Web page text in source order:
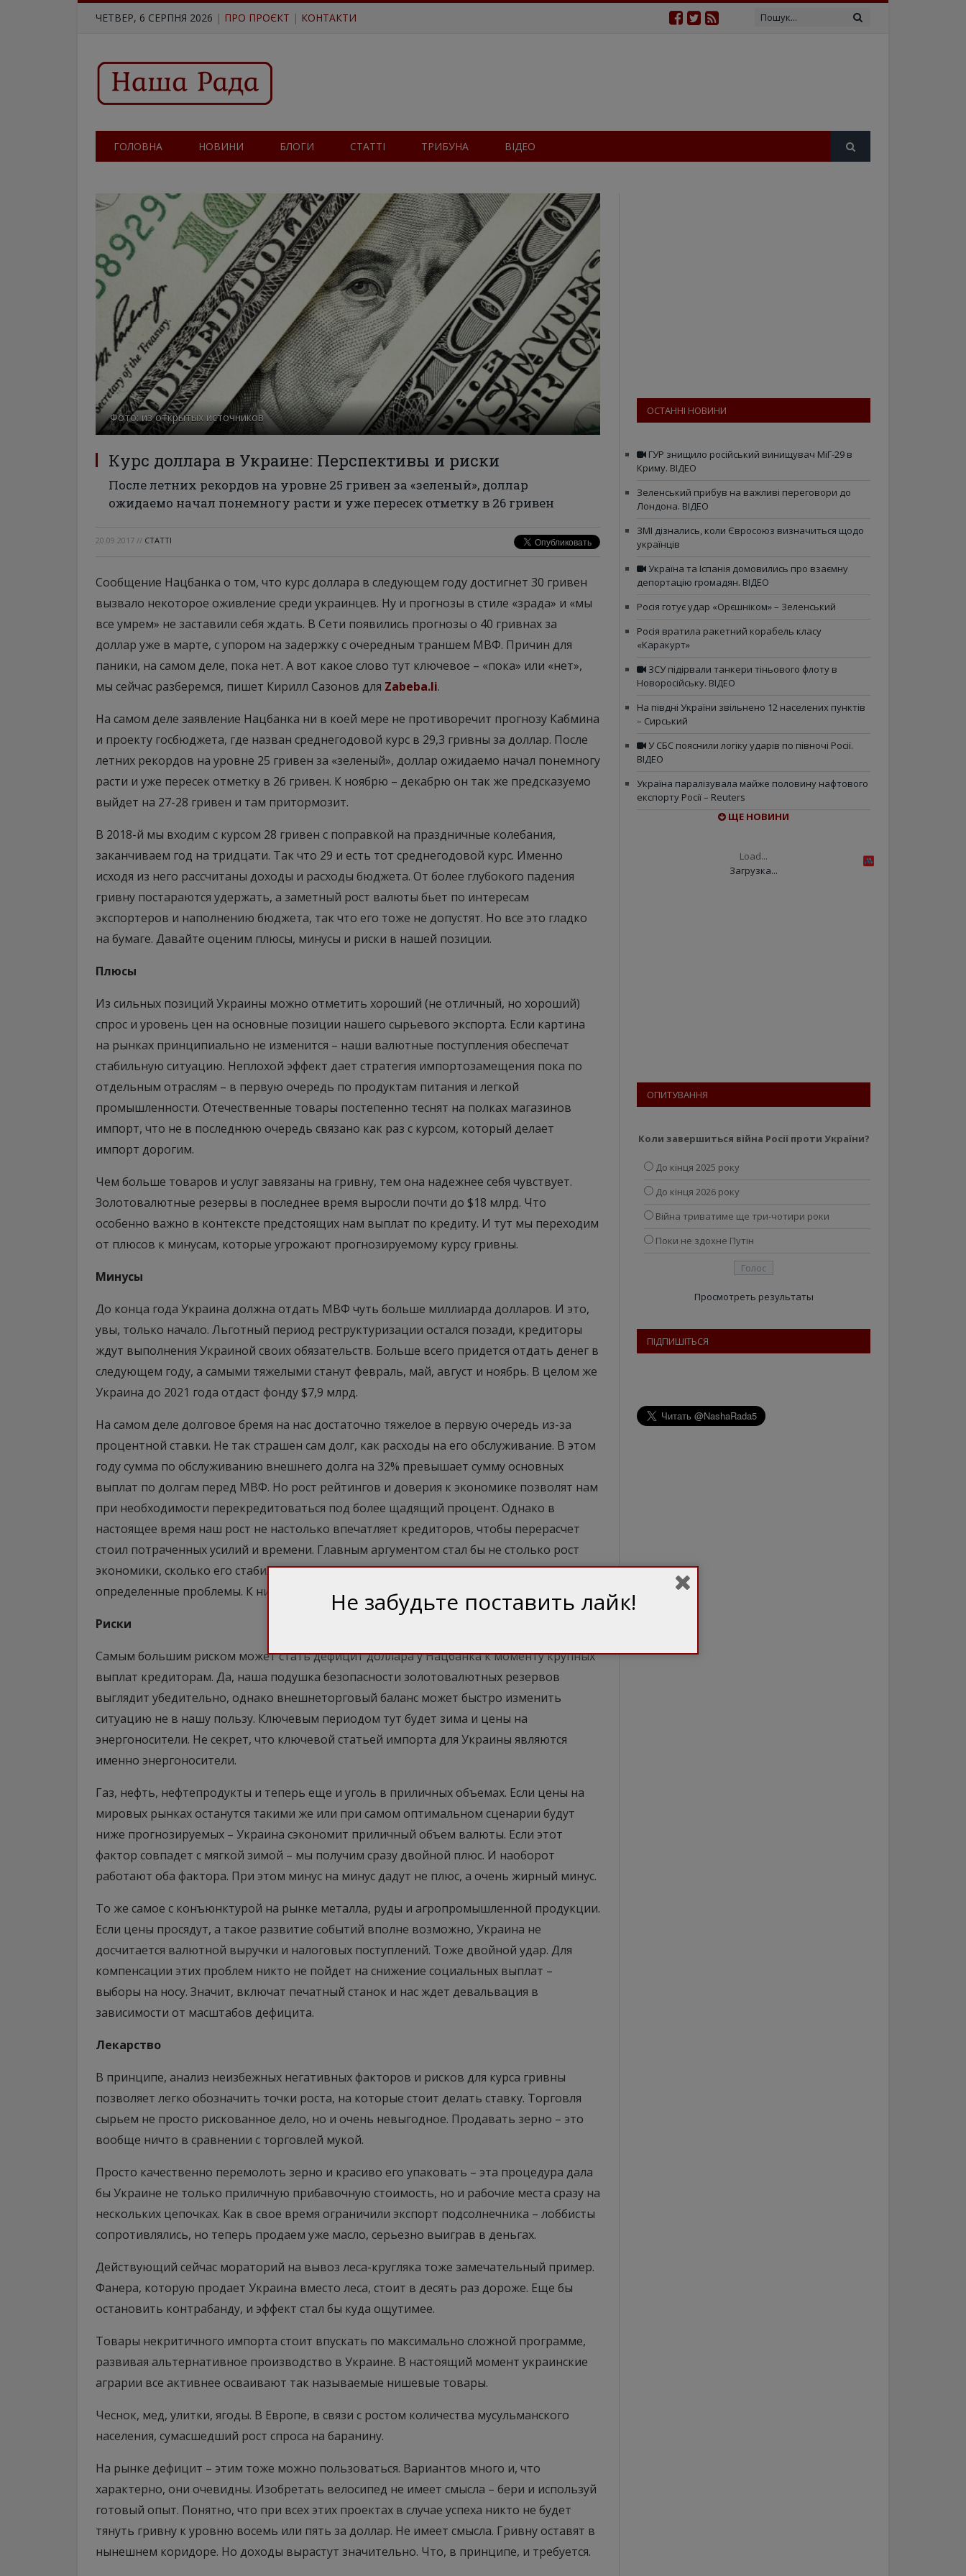
ЧЕТВЕР, 6 СЕРПНЯ 2026 | ПРО ПРОЄКТ | КОНТАКТИ
ГОЛОВНА НОВИНИ БЛОГИ СТАТТІ ТРИБУНА ВІДЕО
Фото: из открытых источников
Курс доллара в Украине: Перспективы и риски
После летних рекордов на уровне 25 гривен за «зеленый», доллар
ожидаемо начал понемногу расти и уже пересек отметку в 26 гривен
20.09.2017 // СТАТТІ
Сообщение Нацбанка о том, что курс доллара в следующем году достигнет 30 гривен
вызвало некоторое оживление среди украинцев. Ну и прогнозы в стиле «зрада» и «мы
все умрем» не заставили себя ждать. В Сети появились прогнозы о 40 гривнах за
доллар уже в марте, с упором на задержку с очередным траншем МВФ. Причин для
паники, на самом деле, пока нет. А вот какое слово тут ключевое – «пока» или «нет»,
мы сейчас разберемся, пишет Кирилл Сазонов для Zabeba.li.
На самом деле заявление Нацбанка ни в коей мере не противоречит прогнозу Кабмина
и проекту госбюджета, где назван среднегодовой курс в 29,3 гривны за доллар. После
летних рекордов на уровне 25 гривен за «зеленый», доллар ожидаемо начал понемногу
расти и уже пересек отметку в 26 гривен. К ноябрю – декабрю он так же предсказуемо
выйдет на 27-28 гривен и там притормозит.
В 2018-й мы входим с курсом 28 гривен с поправкой на праздничные колебания,
заканчиваем год на тридцати. Так что 29 и есть тот среднегодовой курс. Именно
исходя из него рассчитаны доходы и расходы бюджета. От более глубокого падения
гривну постараются удержать, а заметный рост валюты бьет по интересам
экспортеров и наполнению бюджета, так что его тоже не допустят. Но все это гладко
на бумаге. Давайте оценим плюсы, минусы и риски в нашей позиции.
Плюсы
Из сильных позиций Украины можно отметить хороший (не отличный, но хороший)
спрос и уровень цен на основные позиции нашего сырьевого экспорта. Если картина
на рынках принципиально не изменится – наши валютные поступления обеспечат
стабильную ситуацию. Неплохой эффект дает стратегия импортозамещения пока по
отдельным отраслям – в первую очередь по продуктам питания и легкой
промышленности. Отечественные товары постепенно теснят на полках магазинов
импорт, что не в последнюю очередь связано как раз с курсом, который делает
импорт дорогим.
Чем больше товаров и услуг завязаны на гривну, тем она надежнее себя чувствует.
Золотовалютные резервы в последнее время выросли почти до $18 млрд. Что
особенно важно в контексте предстоящих нам выплат по кредиту. И тут мы переходим
от плюсов к минусам, которые угрожают прогнозируемому курсу гривны.
Минусы
До конца года Украина должна отдать МВФ чуть больше миллиарда долларов. И это,
увы, только начало. Льготный период реструктуризации остался позади, кредиторы
ждут выполнения Украиной своих обязательств. Больше всего придется отдать денег в
следующем году, а самыми тяжелыми станут февраль, май, август и ноябрь. В целом же
Украина до 2021 года отдаст фонду $7,9 млрд.
На самом деле долговое бремя на нас достаточно тяжелое в первую очередь из-за
процентной ставки. Не так страшен сам долг, как расходы на его обслуживание. В этом
году сумма по обслуживанию внешнего долга на 32% превышает сумму основных
выплат по долгам перед МВФ. Но рост рейтингов и доверия к экономике позволят нам
при необходимости перекредитоваться под более щадящий процент. Однако в
настоящее время наш рост не настолько впечатляет кредиторов, чтобы перерасчет
стоил потраченных усилий и времени. Главным аргументом стал бы не столько рост
экономики, сколько его стабильность и надежность. Однако как раз с этим есть
определенные проблемы. К ним и переходим.
Риски
Самым большим риском может стать дефицит доллара у Нацбанка к моменту крупных
выплат кредиторам. Да, наша подушка безопасности золотовалютных резервов
выглядит убедительно, однако внешнеторговый баланс может быстро изменить
ситуацию не в нашу пользу. Ключевым периодом тут будет зима и цены на
энергоносители. Не секрет, что ключевой статьей импорта для Украины являются
именно энергоносители.
Газ, нефть, нефтепродукты и теперь еще и уголь в приличных объемах. Если цены на
мировых рынках останутся такими же или при самом оптимальном сценарии будут
ниже прогнозируемых – Украина сэкономит приличный объем валюты. Если этот
фактор совпадет с мягкой зимой – мы получим сразу двойной плюс. И наоборот
работают оба фактора. При этом минус на минус дадут не плюс, а очень жирный минус.
То же самое с конъюнктурой на рынке металла, руды и агропромышленной продукции.
Если цены просядут, а такое развитие событий вполне возможно, Украина не
досчитается валютной выручки и налоговых поступлений. Тоже двойной удар. Для
компенсации этих проблем никто не пойдет на снижение социальных выплат –
выборы на носу. Значит, включат печатный станок и нас ждет девальвация в
зависимости от масштабов дефицита.
Лекарство
В принципе, анализ неизбежных негативных факторов и рисков для курса гривны
позволяет легко обозначить точки роста, на которые стоит делать ставку. Торговля
сырьем не просто рискованное дело, но и очень невыгодное. Продавать зерно – это
вообще ничто в сравнении с торговлей мукой.
Просто качественно перемолоть зерно и красиво его упаковать – эта процедура дала
бы Украине не только приличную прибавочную стоимость, но и рабочие места сразу на
нескольких цепочках. Как в свое время ограничили экспорт подсолнечника – лоббисты
сопротивлялись, но теперь продаем уже масло, серьезно выиграв в деньгах.
Действующий сейчас мораторий на вывоз леса-кругляка тоже замечательный пример.
Фанера, которую продает Украина вместо леса, стоит в десять раз дороже. Еще бы
остановить контрабанду, и эффект стал бы куда ощутимее.
Товары некритичного импорта стоит впускать по максимально сложной программе,
развивая альтернативное производство в Украине. В настоящий момент украинские
аграрии все активнее осваивают так называемые нишевые товары.
Чеснок, мед, улитки, ягоды. В Европе, в связи с ростом количества мусульманского
населения, сумасшедший рост спроса на баранину.
На рынке дефицит – этим тоже можно пользоваться. Вариантов много и, что
характерно, они очевидны. Изобретать велосипед не имеет смысла – бери и используй
готовый опыт. Понятно, что при всех этих проектах в случае успеха никто не будет
тянуть гривну к уровню восемь или пять за доллар. Не имеет смысла. Гривну оставят в
нынешнем коридоре. Но доходы вырастут значительно. Что, в принципе, и требуется.
ОСТАННІ НОВИНИ
ГУР знищило російський винищувач МіГ-29 в
Криму. ВІДЕО
Зеленський прибув на важливі переговори до
Лондона. ВІДЕО
ЗМІ дізнались, коли Євросоюз визначиться щодо
українців
Україна та Іспанія домовились про взаємну
депортацію громадян. ВІДЕО
Росія готує удар «Орєшніком» – Зеленський
Росія вратила ракетний корабель класу
«Каракурт»
ЗСУ підірвали танкери тіньового флоту в
Новоросійську. ВІДЕО
На півдні України звільнено 12 населених пунктів
– Сирський
У СБС пояснили логіку ударів по півночі Росії.
ВІДЕО
Україна паралізувала майже половину нафтового
експорту Росії – Reuters
ЩЕ НОВИНИ
Load...
Загрузка...
ОПИТУВАННЯ
Коли завершиться війна Росії проти України?
До кінця 2025 року
До кінця 2026 року
Війна триватиме ще три-чотири роки
Поки не здохне Путін
Просмотреть результаты
ПІДПИШІТЬСЯ
Не забудьте поставить лайк!